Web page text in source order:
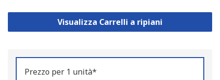
Visualizza Carrelli a ripiani
Prezzo per 1 unità*